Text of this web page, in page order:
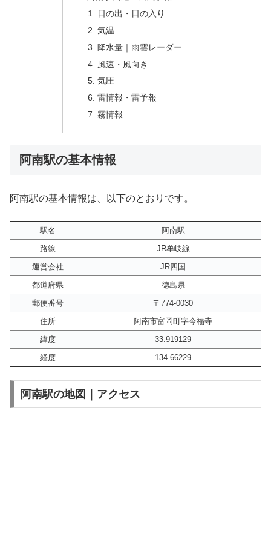
日の出・日の入り
気温
降水量｜雨雲レーダー
風速・風向き
気圧
雷情報・雷予報
霧情報
阿南駅の基本情報
阿南駅の基本情報は、以下のとおりです。
駅名
阿南駅
路線
JR牟岐線
運営会社
JR四国
都道府県
徳島県
郵便番号
〒774-0030
住所
阿南市富岡町字今福寺
緯度
33.919129
経度
134.66229
阿南駅の地図｜アクセス